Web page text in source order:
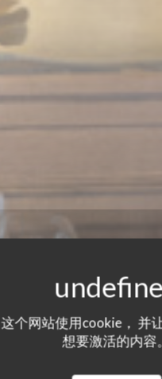
这个网站使用cookie， 并
想要激活的内容。